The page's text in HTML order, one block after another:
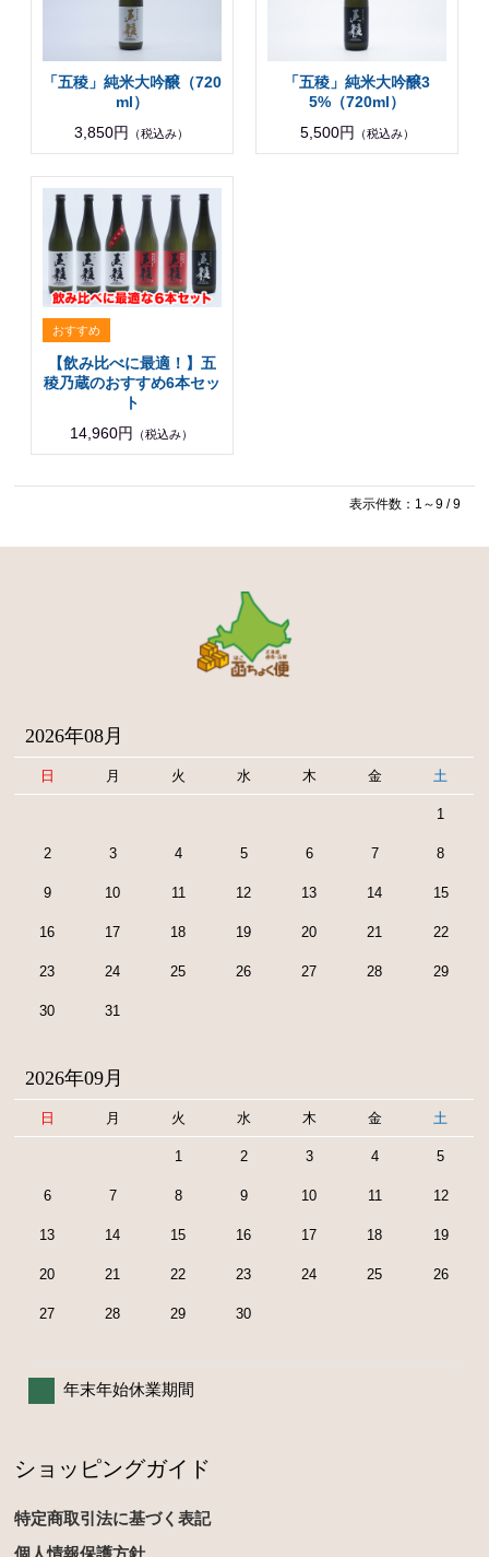
「五稜」純米大吟醸（720
ml）
3,850円
（税込み）
「五稜」純米大吟醸3
5%（720ml）
5,500円 （税込み）
【飲み比べに最適！】五
稜乃蔵のおすすめ6本セッ
ト
14,960円
（税込み）
表示件数：1～9 / 9
2026年08月
日 月 火 水 木 金 土
1
2 3 4 5 6 7 8
9 10 11 12 13 14 15
16 17 18 19 20 21 22
23 24 25 26 27 28 29
30 31
2026年09月
日 月 火 水 木 金 土
1 2 3 4 5
6 7 8 9 10 11 12
13 14 15 16 17 18 19
20 21 22 23 24 25 26
27 28 29 30
年末年始休業期間
ショッピングガイド
特定商取引法に基づく表記